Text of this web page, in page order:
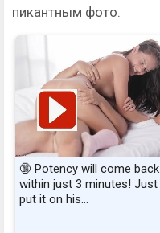
пикантным фото.
🔞 Potency will come back
within just 3 minutes! Just
put it on his…